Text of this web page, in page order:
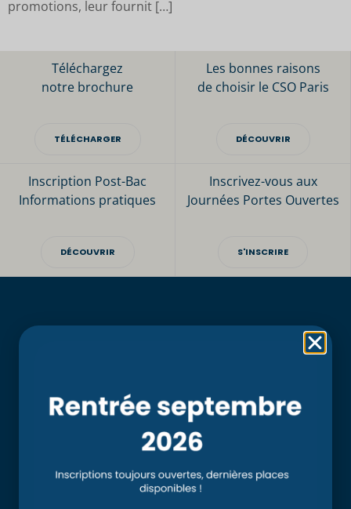
promotions, leur fournit […]
Téléchargez
notre brochure
TÉLÉCHARGER
Les bonnes raisons
de choisir le CSO Paris
DÉCOUVRIR
Inscription Post-Bac
Informations pratiques
DÉCOUVRIR
Inscrivez-vous aux
Journées Portes Ouvertes
S'INSCRIRE
Rubriques